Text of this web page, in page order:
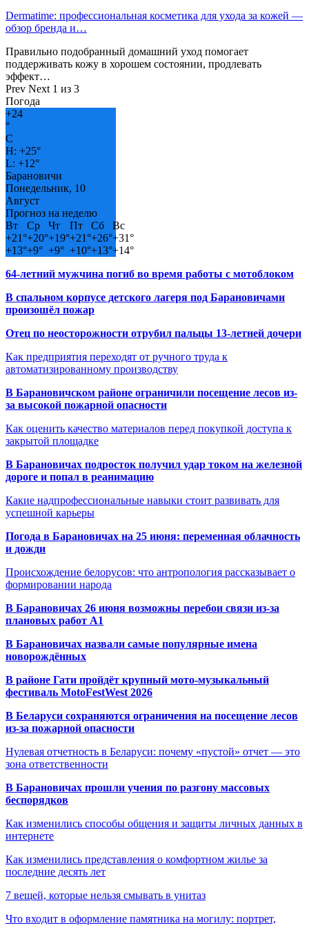
Dermatime: профессиональная косметика для ухода за кожей —
обзор бренда и…
Правильно подобранный домашний уход помогает
поддерживать кожу в хорошем состоянии, продлевать
эффект…
Prev Next 1 из 3
Погода
+24
°
C
H: +25°
L: +12°
Барановичи
Понедельник, 10
Август
Прогноз на неделю
Вт
Ср Чт Пт Сб
Вс
+21°+20°+19°+21°+26°+31°
+13°+9° +9° +10°+13°+14°
64-летний мужчина погиб во время работы с мотоблоком
В спальном корпусе детского лагеря под Барановичами
произошёл пожар
Отец по неосторожности отрубил пальцы 13-летней дочери
Как предприятия переходят от ручного труда к
автоматизированному производству
В Барановичском районе ограничили посещение лесов из-
за высокой пожарной опасности
Как оценить качество материалов перед покупкой доступа к
закрытой площадке
В Барановичах подросток получил удар током на железной
дороге и попал в реанимацию
Какие надпрофессиональные навыки стоит развивать для
успешной карьеры
Погода в Барановичах на 25 июня: переменная облачность
и дожди
Происхождение белорусов: что антропология рассказывает о
формировании народа
В Барановичах 26 июня возможны перебои связи из-за
плановых работ A1
В Барановичах назвали самые популярные имена
новорождённых
В районе Гати пройдёт крупный мото-музыкальный
фестиваль MotoFestWest 2026
В Беларуси сохраняются ограничения на посещение лесов
из-за пожарной опасности
Нулевая отчетность в Беларуси: почему «пустой» отчет — это
зона ответственности
В Барановичах прошли учения по разгону массовых
беспорядков
Как изменились способы общения и защиты личных данных в
интернете
Как изменились представления о комфортном жилье за
последние десять лет
7 вещей, которые нельзя смывать в унитаз
Что входит в оформление памятника на могилу: портрет,